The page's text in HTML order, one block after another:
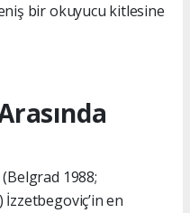
bir okuyucu kitlesine
1988;
en